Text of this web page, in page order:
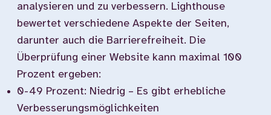
analysieren und zu verbessern. Lighthouse
bewertet verschiedene Aspekte der Seiten,
darunter auch die Barrierefreiheit. Die
Überprüfung einer Website kann maximal 100
Prozent ergeben:
0-49 Prozent: Niedrig – Es gibt erhebliche
Verbesserungsmöglichkeiten